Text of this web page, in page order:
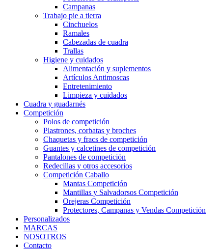
Campanas
Trabajo pie a tierra
Cinchuelos
Ramales
Cabezadas de cuadra
Trallas
Higiene y cuidados
Alimentación y suplementos
Artículos Antimoscas
Entretenimiento
Limpieza y cuidados
Cuadra y guadarnés
Competición
Polos de competición
Plastrones, corbatas y broches
Chaquetas y fracs de competición
Guantes y calcetines de competición
Pantalones de competición
Redecillas y otros accesorios
Competición Caballo
Mantas Competición
Mantillas y Salvadorsos Competición
Orejeras Competición
Protectores, Campanas y Vendas Competición
Personalizados
MARCAS
NOSOTROS
Contacto